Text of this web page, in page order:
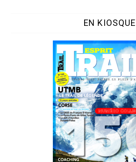
EN KIOSQUE